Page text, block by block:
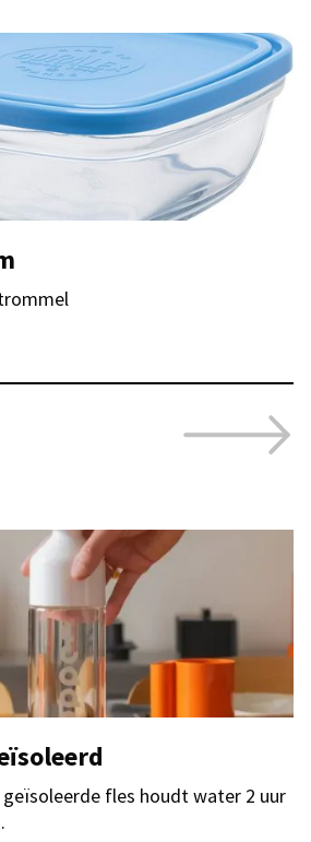
geïsoleerde fles houdt water 2 uur